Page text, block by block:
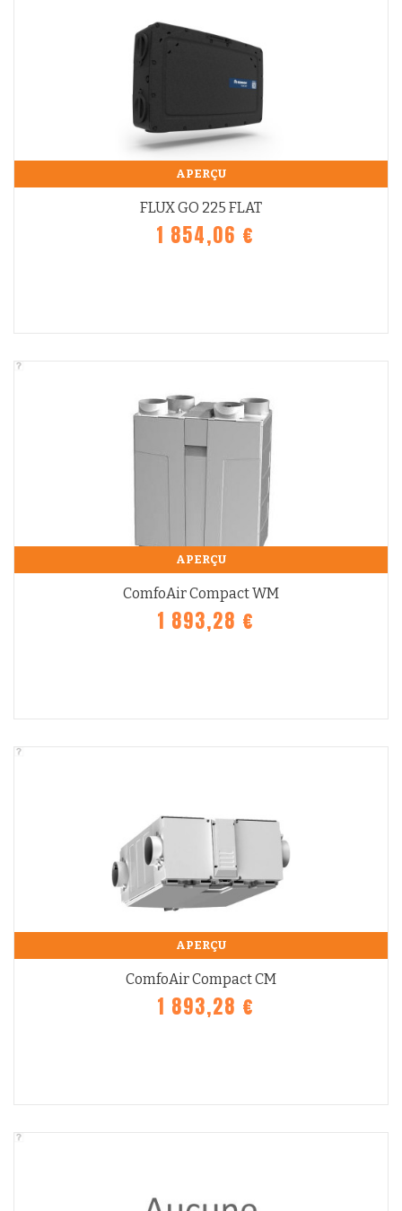
APERÇU
FLUX GO 225 FLAT
1 854,06 €
APERÇU
ComfoAir Compact WM
1 893,28 €
APERÇU
ComfoAir Compact CM
1 893,28 €